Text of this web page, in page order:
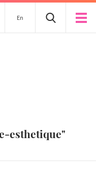
En
esthetique"